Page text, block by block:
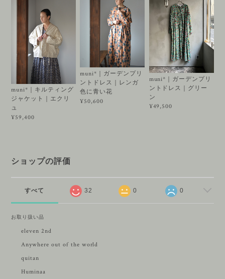
muni*｜キルティング
ジャケット｜エクリ
ュ
¥59,400
muni*｜ガーデンプリ
ントドレス｜レンガ
色に青い花
¥50,600
muni*｜ガーデンプリ
ントドレス｜グリー
ン
¥49,500
ショップの評価
すべて 32 0 0
お取り扱い品
eleven 2nd
Anywhere out of the world
quitan
Huminaa